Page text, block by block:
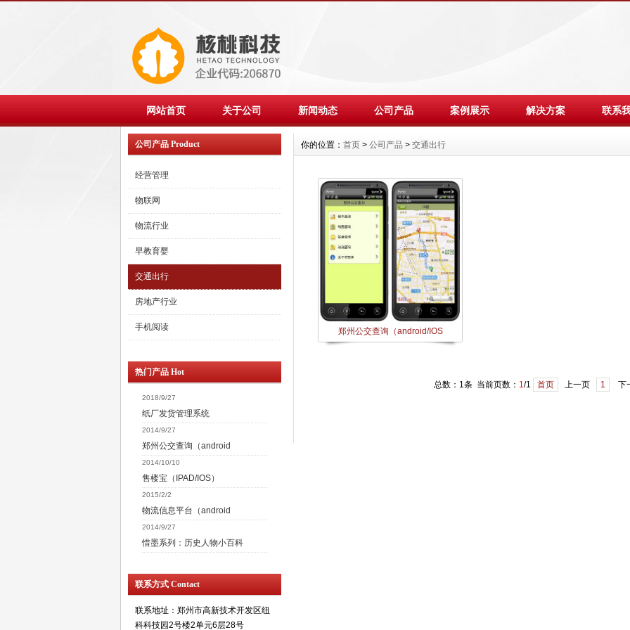
网站首页 关于公司 新闻动态 公司产品 案例展示 解决方案 联系
公司产品 Product
经营管理
物联网
物流行业
早教育婴
交通出行
房地产行业
手机阅读
热门产品 Hot
2018/9/27
纸厂发货管理系统
2014/9/27
郑州公交查询（android
2014/10/10
售楼宝（IPAD/IOS）
2015/2/2
物流信息平台（android
2014/9/27
惜墨系列：历史人物小百科
联系方式 Contact
联系地址：郑州市高新技术开发区纽
科科技园2号楼2单元6层28号
你的位置： 首页 > 公司产品 > 交通出行
郑州公交查询（android/IOS
总数：1条 当前页数： 1/1 首页 上一页 1 下